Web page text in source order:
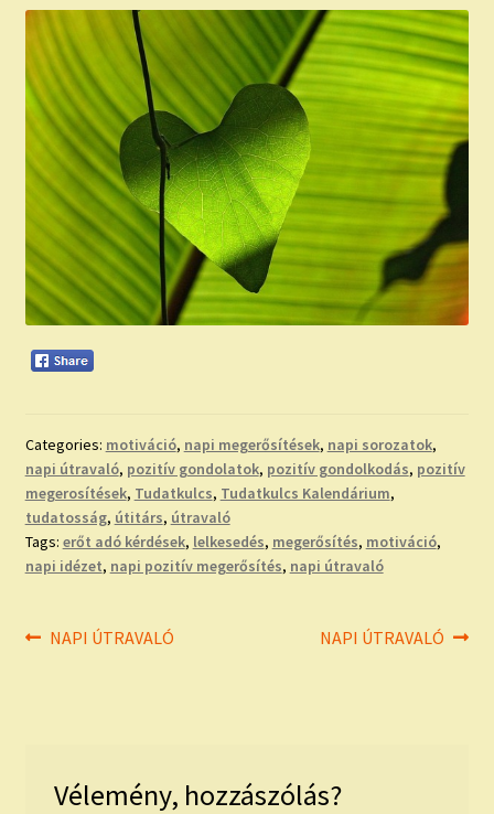
Categories: motiváció, napi megerősítések, napi sorozatok,
napi útravaló, pozitív gondolatok, pozitív gondolkodás, pozitív
megerosítések, Tudatkulcs, Tudatkulcs Kalendárium,
tudatosság, útitárs, útravaló
Tags: erőt adó kérdések, lelkesedés, megerősítés, motiváció,
napi idézet, napi pozitív megerősítés, napi útravaló
Bejegyzés
Previous
NAPI ÚTRAVALÓ
Next
NAPI ÚTRAVALÓ
Vélemény, hozzászólás?